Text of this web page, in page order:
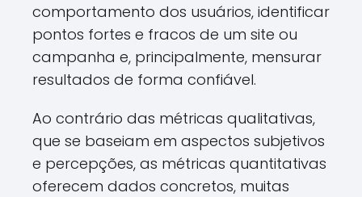
comportamento dos usuários, identificar
pontos fortes e fracos de um site ou
campanha e, principalmente, mensurar
resultados de forma confiável.
Ao contrário das métricas qualitativas,
que se baseiam em aspectos subjetivos
e percepções, as métricas quantitativas
oferecem dados concretos, muitas